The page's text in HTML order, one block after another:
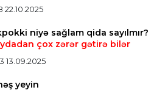
22.10.2025
niyə sağlam qida sayılmır?
çox zərər gətirə bilər
13.09.2025
yeyin